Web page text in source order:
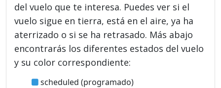
del vuelo que te interesa. Puedes ver si el
vuelo sigue en tierra, está en el aire, ya ha
aterrizado o si se ha retrasado. Más abajo
encontrarás los diferentes estados del vuelo
y su color correspondiente:
scheduled (programado)